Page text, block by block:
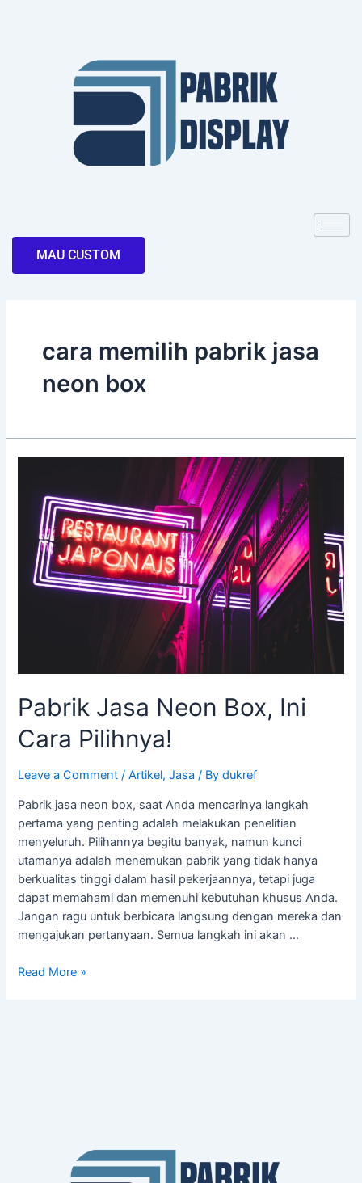
MAU CUSTOM
cara memilih pabrik jasa
neon box
Pabrik Jasa Neon Box, Ini
Cara Pilihnya!
Leave a Comment /Artikel,Jasa / Bydukref
Pabrik jasa neon box, saat Anda mencarinya langkah
pertama yang penting adalah melakukan penelitian
menyeluruh. Pilihannya begitu banyak, namun kunci
utamanya adalah menemukan pabrik yang tidak hanya
berkualitas tinggi dalam hasil pekerjaannya, tetapi juga
dapat memahami dan memenuhi kebutuhan khusus Anda.
Jangan ragu untuk berbicara langsung dengan mereka dan
mengajukan pertanyaan. Semua langkah ini akan …
Neon
Box,
Cara
Pilihnya!
Read More »